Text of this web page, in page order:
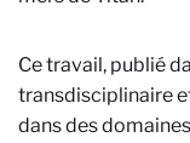
Ce travail, publié
transdisciplinaire
dans des